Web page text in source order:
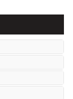
109
101
7